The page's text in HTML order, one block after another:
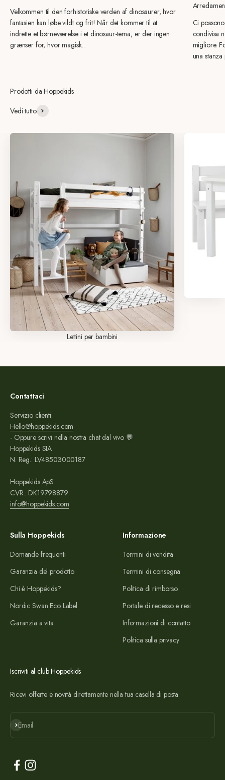
Velkommen til den forhistoriske verden af dinosaurer, hvor
fantasien kan løbe vildt og frit! Når det kommer til at
indrette et børneværelse i et dinosaur-tema, er der ingen
grænser for, hvor magisk...
Ci
condivisa
migliore.
una
Prodotti da Hoppekids
Vedi tutto
Lettini per bambini
Contattaci
Servizio clienti:
Hello@hoppekids.com
- Oppure scrivi nella nostra chat dal vivo 💬
Hoppekids SIA
N. Reg.: LV48503000187
Hoppekids ApS
CVR.: DK19798879
info@hoppekids.com
Sulla Hoppekids
Domande frequenti
Garanzia del prodotto
Chi è Hoppekids?
Nordic Swan Eco Label
Garanzia a vita
Informazione
Termini di vendita
Termini di consegna
Politica di rimborso
Portale di recesso e resi
Informazioni di contatto
Politica sulla privacy
Iscriviti al club Hoppekids
Ricevi offerte e novità direttamente nella tua casella di posta.
Email
Iscriviti